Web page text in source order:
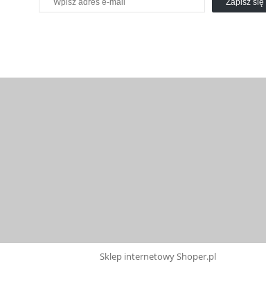
Zapisz się
Sklep internetowy Shoper.pl